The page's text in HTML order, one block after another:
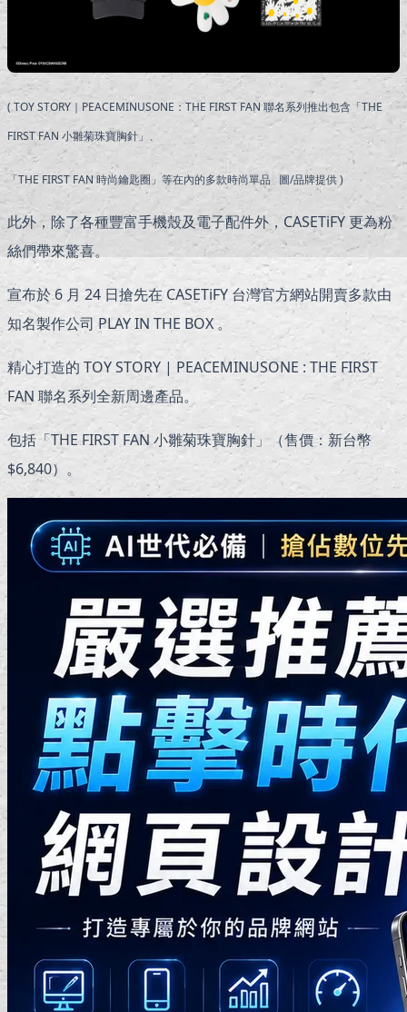
( TOY STORY｜PEACEMINUSONE：THE FIRST FAN 聯名系列推出包含「THE
FIRST FAN 小雛菊珠寶胸針」、
「THE FIRST FAN 時尚鑰匙圈」等在內的多款時尚單品 圖/品牌提供 )
此外，除了各種豐富手機殼及電子配件外，CASETiFY 更為粉
絲們帶來驚喜。
宣布於 6 月 24 日搶先在 CASETiFY 台灣官方網站開賣多款由
知名製作公司 PLAY IN THE BOX 。
精心打造的 TOY STORY | PEACEMINUSONE : THE FIRST
FAN 聯名系列全新周邊產品。
包括「THE FIRST FAN 小雛菊珠寶胸針」（售價：新台幣
$6,840）。